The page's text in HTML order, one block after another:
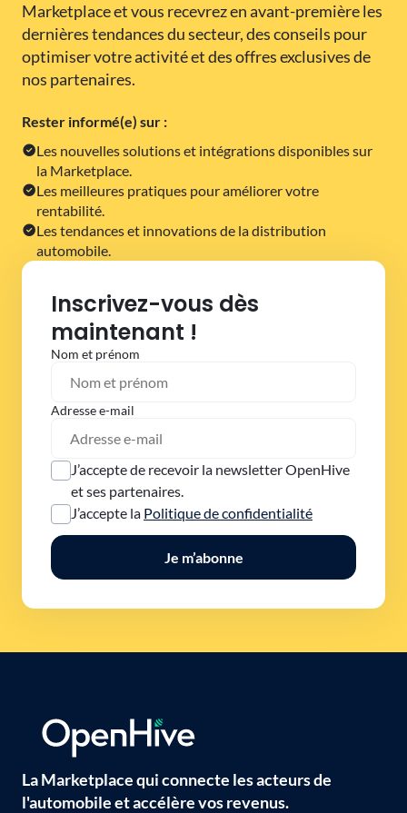
Marketplace et vous recevrez en avant-première les
dernières tendances du secteur, des conseils pour
optimiser votre activité et des offres exclusives de
nos partenaires.
Rester informé(e) sur :
Les nouvelles solutions et intégrations disponibles sur
la Marketplace.
Les meilleures pratiques pour améliorer votre
rentabilité.
Les tendances et innovations de la distribution
automobile.
Inscrivez-vous dès
maintenant !
Nom et prénom
Adresse e-mail
J’accepte de recevoir la newsletter OpenHive
et ses partenaires.
J’accepte la Politique de confidentialité
Je m’abonne
La Marketplace qui connecte les acteurs de
l'automobile et accélère vos revenus.